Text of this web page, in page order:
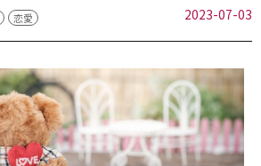
恋愛 2023-07-03